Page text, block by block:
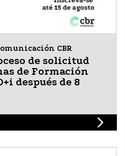
CBR
de solicitud
de Formación
después de 8